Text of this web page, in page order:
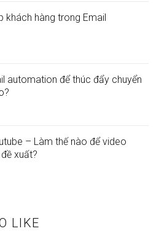
khách hàng trong Email
automation để thúc đẩy chuyển
– Làm thế nào để video
xuất?
LIKE